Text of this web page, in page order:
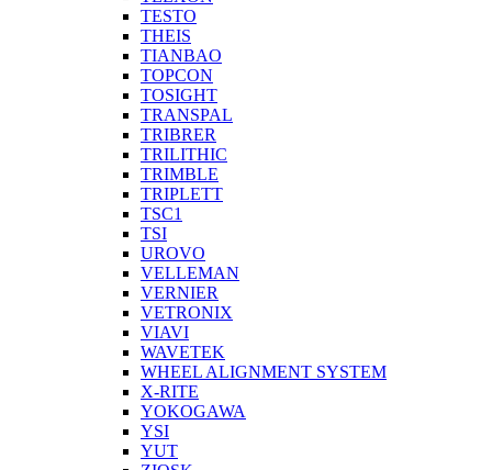
TESTO
THEIS
TIANBAO
TOPCON
TOSIGHT
TRANSPAL
TRIBRER
TRILITHIC
TRIMBLE
TRIPLETT
TSC1
TSI
UROVO
VELLEMAN
VERNIER
VETRONIX
VIAVI
WAVETEK
WHEEL ALIGNMENT SYSTEM
X-RITE
YOKOGAWA
YSI
YUT